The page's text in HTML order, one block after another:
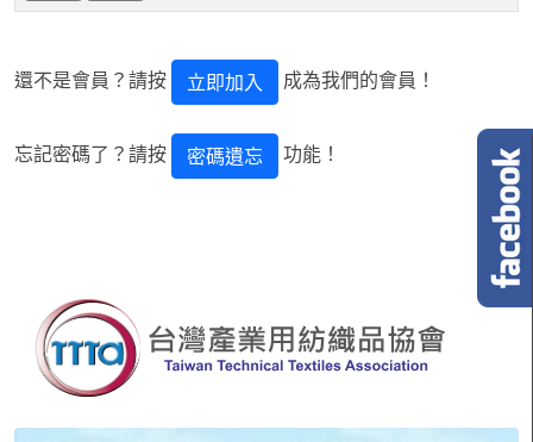
還不是會員？請按 立即加入 成為我們的會員！
忘記密碼了？請按 密碼遺忘 功能！